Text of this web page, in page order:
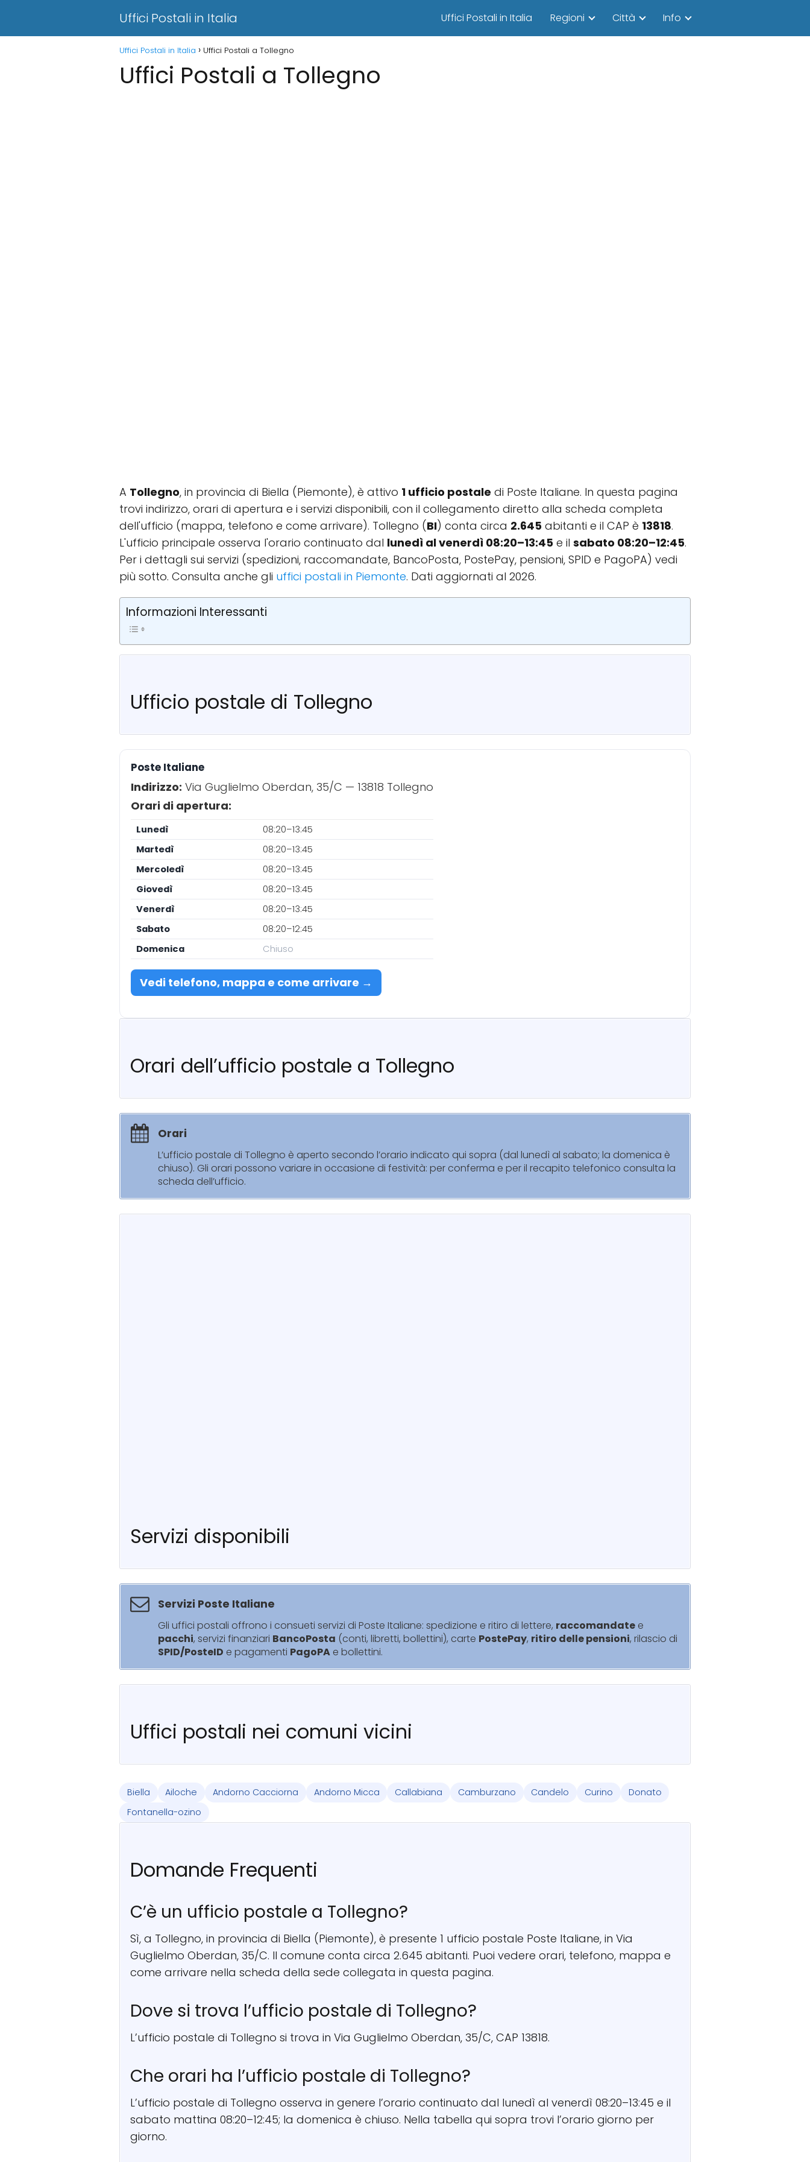
Uffici Postali in Italia Uffici Postali in Italia Regioni Città Info
Uffici Postali in Italia Uffici Postali a Tollegno
Uffici Postali a Tollegno
A Tollegno, in provincia di Biella (Piemonte), è attivo 1 ufficio postale di Poste Italiane. In questa pagina
trovi indirizzo, orari di apertura e i servizi disponibili, con il collegamento diretto alla scheda completa
dell'ufficio (mappa, telefono e come arrivare). Tollegno (BI) conta circa 2.645 abitanti e il CAP è 13818.
L'ufficio principale osserva l'orario continuato dal lunedì al venerdì 08:20–13:45 e il sabato 08:20–12:45.
Per i dettagli sui servizi (spedizioni, raccomandate, BancoPosta, PostePay, pensioni, SPID e PagoPA) vedi
più sotto. Consulta anche gli uffici postali in Piemonte. Dati aggiornati al 2026.
Informazioni Interessanti
Ufficio postale di Tollegno
Poste Italiane
Indirizzo: Via Guglielmo Oberdan, 35/C — 13818 Tollegno
Orari di apertura:
Lunedì
08:20–13:45
Martedì
08:20–13:45
Mercoledì
08:20–13:45
Giovedì
08:20–13:45
Venerdì
08:20–13:45
Sabato
08:20–12:45
Domenica
Chiuso
Vedi telefono, mappa e come arrivare →
Orari dell’ufficio postale a Tollegno
Orari
L’ufficio postale di Tollegno è aperto secondo l’orario indicato qui sopra (dal lunedì al sabato; la domenica è
chiuso). Gli orari possono variare in occasione di festività: per conferma e per il recapito telefonico consulta la
scheda dell’ufficio.
Servizi disponibili
Servizi Poste Italiane
Gli uffici postali offrono i consueti servizi di Poste Italiane: spedizione e ritiro di lettere, raccomandate e
pacchi, servizi finanziari BancoPosta (conti, libretti, bollettini), carte PostePay, ritiro delle pensioni, rilascio di
SPID/PosteID e pagamenti PagoPA e bollettini.
Uffici postali nei comuni vicini
Biella Ailoche Andorno Cacciorna Andorno Micca Callabiana Camburzano Candelo Curino
Donato
Fontanella-ozino
Domande Frequenti
C’è un ufficio postale a Tollegno?
Sì, a Tollegno, in provincia di Biella (Piemonte), è presente 1 ufficio postale Poste Italiane, in Via
Guglielmo Oberdan, 35/C. Il comune conta circa 2.645 abitanti. Puoi vedere orari, telefono, mappa e
come arrivare nella scheda della sede collegata in questa pagina.
Dove si trova l’ufficio postale di Tollegno?
L’ufficio postale di Tollegno si trova in Via Guglielmo Oberdan, 35/C, CAP 13818.
Che orari ha l’ufficio postale di Tollegno?
L’ufficio postale di Tollegno osserva in genere l’orario continuato dal lunedì al venerdì 08:20–13:45 e il
sabato mattina 08:20–12:45; la domenica è chiuso. Nella tabella qui sopra trovi l’orario giorno per
giorno.